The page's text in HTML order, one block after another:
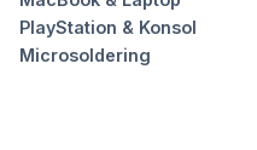
PlayStation & Konsol
Microsoldering